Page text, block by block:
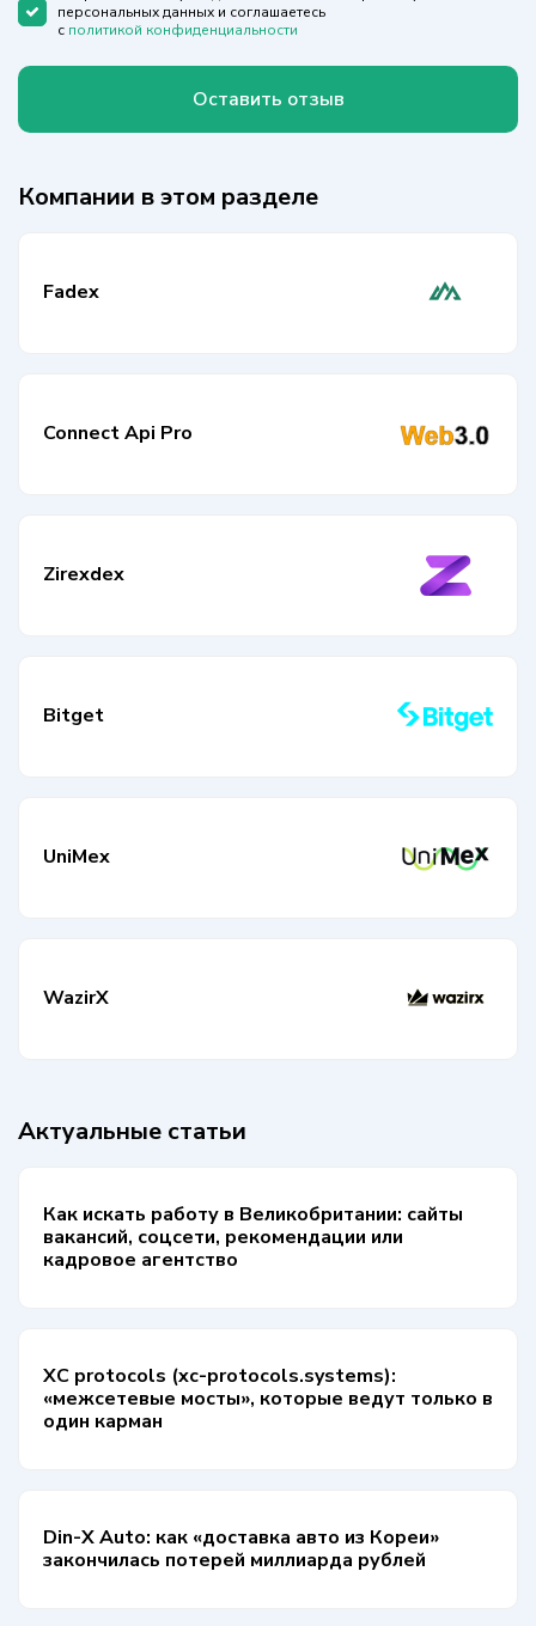
персональных данных и соглашаетесь
с политикой конфиденциальности
Оставить отзыв
Компании в этом разделе
Fadex
Connect Api Pro
Zirexdex
Bitget
UniMex
WazirX
Актуальные статьи
Как искать работу в Великобритании: сайты
вакансий, соцсети, рекомендации или
кадровое агентство
XC protocols (xc-protocols.systems):
«межсетевые мосты», которые ведут только в
один карман
Din-X Auto: как «доставка авто из Кореи»
закончилась потерей миллиарда рублей